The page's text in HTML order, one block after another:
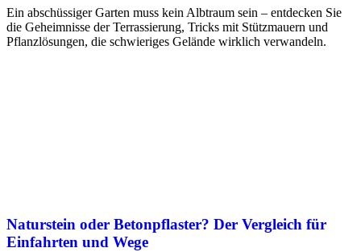
Ein abschüssiger Garten muss kein Albtraum sein – entdecken Sie
die Geheimnisse der Terrassierung, Tricks mit Stützmauern und
Pflanzlösungen, die schwieriges Gelände wirklich verwandeln.
Naturstein oder Betonpflaster? Der Vergleich für
Einfahrten und Wege